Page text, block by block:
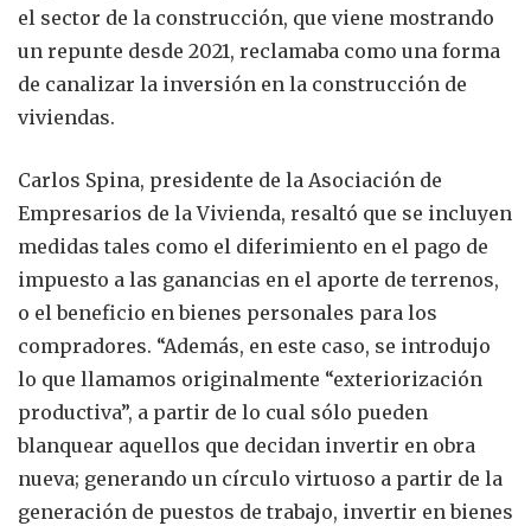
el sector de la construcción, que viene mostrando
un repunte desde 2021, reclamaba como una forma
de canalizar la inversión en la construcción de
viviendas.
Carlos Spina, presidente de la Asociación de
Empresarios de la Vivienda, resaltó que se incluyen
medidas tales como el diferimiento en el pago de
impuesto a las ganancias en el aporte de terrenos,
o el beneficio en bienes personales para los
compradores. “Además, en este caso, se introdujo
lo que llamamos originalmente “exteriorización
productiva”, a partir de lo cual sólo pueden
blanquear aquellos que decidan invertir en obra
nueva; generando un círculo virtuoso a partir de la
generación de puestos de trabajo, invertir en bienes